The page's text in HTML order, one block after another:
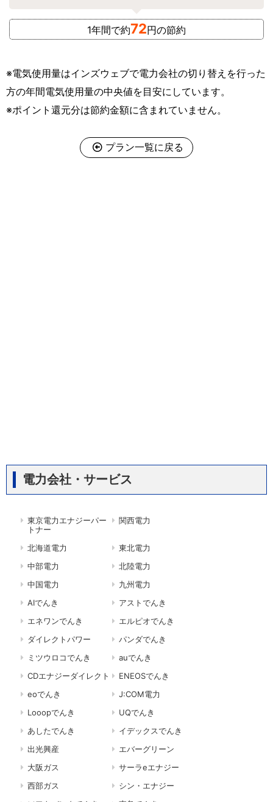
1年間で約72円の節約
※電気使用量はインズウェブで電力会社の切り替えを行った
方の年間電気使用量の中央値を目安にしています。
※ポイント還元分は節約金額に含まれていません。
プラン一覧に戻る
電力会社・サービス
東京電力エナジーパー
トナー
関西電力
北海道電力
東北電力
中部電力
北陸電力
中国電力
九州電力
AIでんき
アストでんき
エネワンでんき
エルピオでんき
ダイレクトパワー
パンダでんき
ミツウロコでんき
auでんき
CDエナジーダイレクト
ENEOSでんき
eoでんき
J:COM電力
Looopでんき
UQでんき
あしたでんき
イデックスでんき
出光興産
エバーグリーン
大阪ガス
サーラeエナジー
西部ガス
シン・エナジー